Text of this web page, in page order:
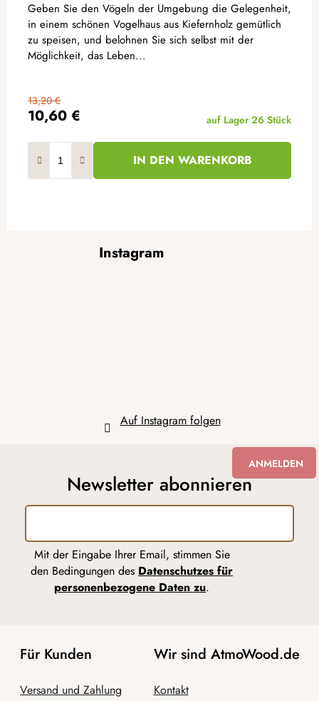
10,60 €
13,20 €
auf Lager 26 Stück
IN DEN WARENKORB
Geben Sie den Vögeln der Umgebung die Gelegenheit,
in einem schönen Vogelhaus aus Kiefernholz gemütlich
zu speisen, und belohnen Sie sich selbst mit der
Möglichkeit, das Leben...
Instagram
Auf Instagram folgen
Newsletter abonnieren
Mit der Eingabe Ihrer Email, stimmen Sie
den Bedingungen des Datenschutzes für
personenbezogene Daten zu.
ANMELDEN
Für Kunden
Versand und Zahlung
Wir sind AtmoWood.de
Kontakt